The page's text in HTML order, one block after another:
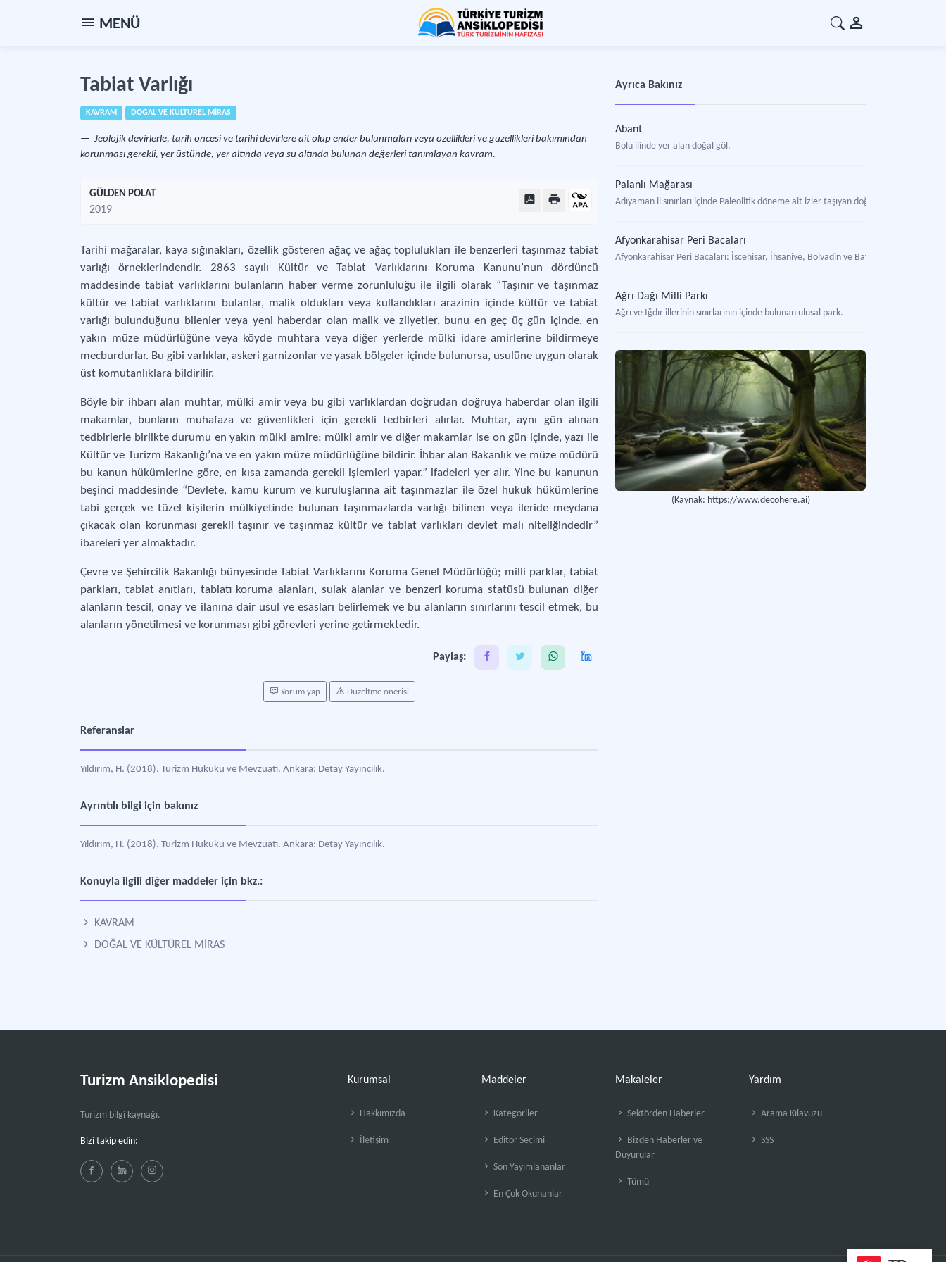
MENÜ
Tabiat Varlığı
KAVRAM DOĞAL VE KÜLTÜREL MİRAS
Jeolojik devirlerle, tarih öncesi ve tarihi devirlere ait olup ender bulunmaları veya özellikleri ve güzellikleri bakımından
korunması gerekli, yer üstünde, yer altında veya su altında bulunan değerleri tanımlayan kavram.
GÜLDEN POLAT
2019
Tarihi mağaralar, kaya sığınakları, özellik gösteren ağaç ve ağaç toplulukları ile benzerleri taşınmaz tabiat
varlığı örneklerindendir. 2863 sayılı Kültür ve Tabiat Varlıklarını Koruma Kanunu’nun dördüncü
maddesinde tabiat varlıklarını bulanların haber verme zorunluluğu ile ilgili olarak “Taşınır ve taşınmaz
kültür ve tabiat varlıklarını bulanlar, malik oldukları veya kullandıkları arazinin içinde kültür ve tabiat
varlığı bulunduğunu bilenler veya yeni haberdar olan malik ve zilyetler, bunu en geç üç gün içinde, en
yakın müze müdürlüğüne veya köyde muhtara veya diğer yerlerde mülki idare amirlerine bildirmeye
mecburdurlar. Bu gibi varlıklar, askeri garnizonlar ve yasak bölgeler içinde bulunursa, usulüne uygun olarak
üst komutanlıklara bildirilir.
Böyle bir ihbarı alan muhtar, mülki amir veya bu gibi varlıklardan doğrudan doğruya haberdar olan ilgili
makamlar, bunların muhafaza ve güvenlikleri için gerekli tedbirleri alırlar. Muhtar, aynı gün alınan
tedbirlerle birlikte durumu en yakın mülki amire; mülki amir ve diğer makamlar ise on gün içinde, yazı ile
Kültür ve Turizm Bakanlığı’na ve en yakın müze müdürlüğüne bildirir. İhbar alan Bakanlık ve müze müdürü
bu kanun hükümlerine göre, en kısa zamanda gerekli işlemleri yapar.” ifadeleri yer alır. Yine bu kanunun
beşinci maddesinde “Devlete, kamu kurum ve kuruluşlarına ait taşınmazlar ile özel hukuk hükümlerine
tabi gerçek ve tüzel kişilerin mülkiyetinde bulunan taşınmazlarda varlığı bilinen veya ileride meydana
çıkacak olan korunması gerekli taşınır ve taşınmaz kültür ve tabiat varlıkları devlet malı niteliğindedir”
ibareleri yer almaktadır.
Çevre ve Şehircilik Bakanlığı bünyesinde Tabiat Varlıklarını Koruma Genel Müdürlüğü; milli parklar, tabiat
parkları, tabiat anıtları, tabiatı koruma alanları, sulak alanlar ve benzeri koruma statüsü bulunan diğer
alanların tescil, onay ve ilanına dair usul ve esasları belirlemek ve bu alanların sınırlarını tescil etmek, bu
alanların yönetilmesi ve korunması gibi görevleri yerine getirmektedir.
Paylaş:
Yorum yap Düzeltme önerisi
Referanslar
Yıldırım, H. (2018). Turizm Hukuku ve Mevzuatı. Ankara: Detay Yayıncılık.
Ayrıntılı bilgi için bakınız
Yıldırım, H. (2018). Turizm Hukuku ve Mevzuatı. Ankara: Detay Yayıncılık.
Konuyla ilgili diğer maddeler için bkz.:
KAVRAM
DOĞAL VE KÜLTÜREL MİRAS
Ayrıca Bakınız
Abant
Bolu ilinde yer alan doğal göl.
Palanlı Mağarası
Adıyaman il sınırları içinde Paleolitik döneme ait izler taşıyan doğal, kültürel ve
Afyonkarahisar Peri Bacaları
Afyonkarahisar Peri Bacaları: İscehisar, İhsaniye, Bolvadin ve Bayat’ta yer alan
Ağrı Dağı Milli Parkı
Ağrı ve Iğdır illerinin sınırlarının içinde bulunan ulusal park.
Milli Parklar Kanunu
Türkiye Cumhuriyeti sınırları içerisinde korunması gereken doğal alanların
Oylum Höyük
Kilis’te Oylum Köyü sınırları içinde yer alan höyük.
Akgöl Tabiat Parkı
Çatalmeşe ve Kayadibi derelerinin birleştiği alanda yer alan doğa parkı.
(Kaynak: https://www.decohere.ai)
Turizm Ansiklopedisi
Turizm bilgi kaynağı.
Bizi takip edin:
Kurumsal
Hakkımızda
İletişim
Maddeler
Kategoriler
Editör Seçimi
Son Yayımlananlar
En Çok Okunanlar
Makaleler
Sektörden Haberler
Bizden Haberler ve
Duyurular
Tümü
Yardım
Arama Kılavuzu
SSS